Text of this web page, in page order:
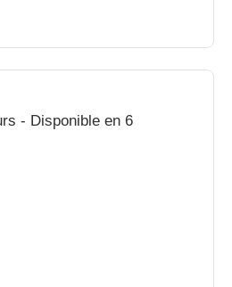
- Disponible en 6